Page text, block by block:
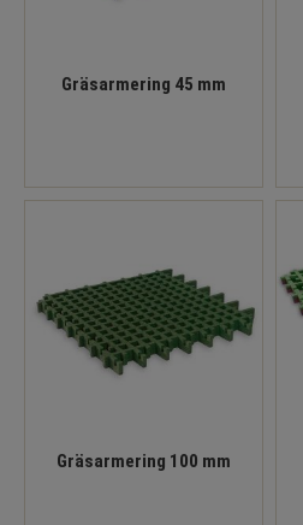
Gräsarmering 45 mm
Gräsarmering 100 mm